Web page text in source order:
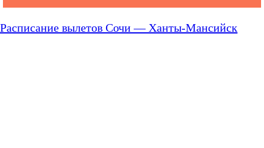
Расписание вылетов Сочи — Ханты-Мансийск